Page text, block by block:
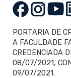
PORTARIA DE
A FACULDADE
CREDENCIADA
08/07/2021,
09/07/2021.